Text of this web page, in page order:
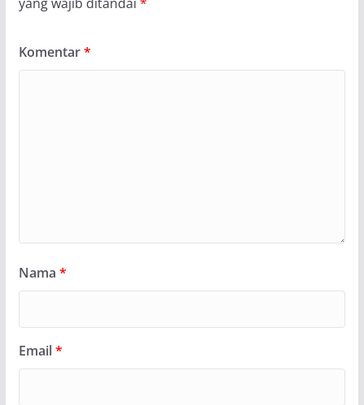
Komentar*
Nama *
Email*